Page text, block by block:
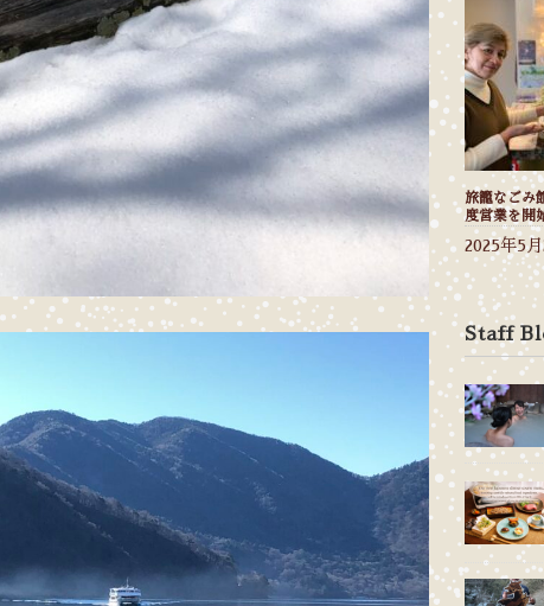
旅籠なご
度営業を開
2025年5月
Staff